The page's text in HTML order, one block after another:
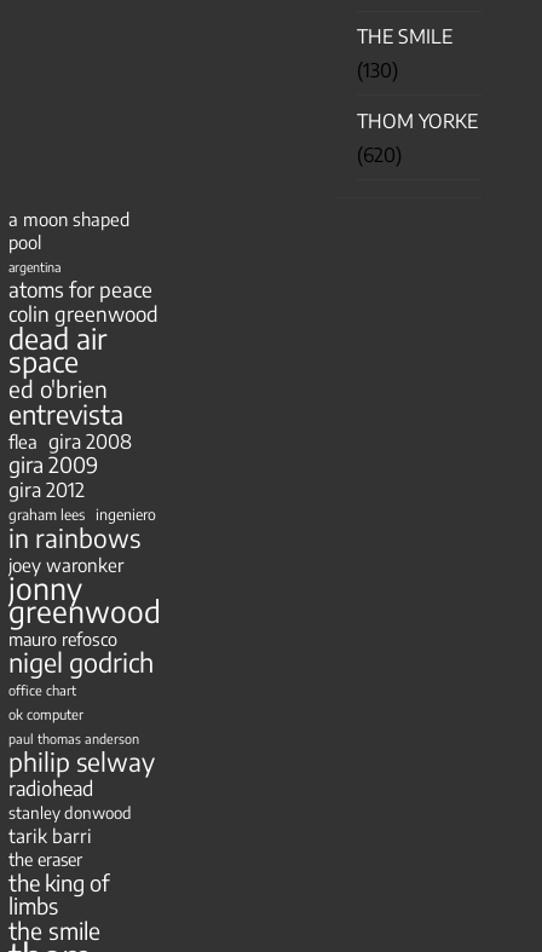
THE SMILE
(130)
THOM YORKE
(620)
a moon shaped
pool
argentina
atoms for peace
colin greenwood
dead air
space
ed o'brien
entrevista
flea gira 2008
gira 2009
gira 2012
graham lees ingeniero
in rainbows
joey waronker
jonny
greenwood
mauro refosco
nigel godrich
office chart
ok computer
paul thomas anderson
philip selway
radiohead
stanley donwood
tarik barri
the eraser
the king of
limbs
the smile